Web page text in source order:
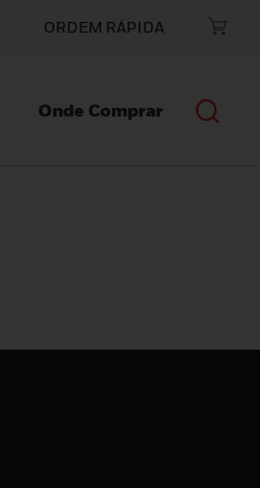
ORDEM RÁPIDA
Onde Comprar